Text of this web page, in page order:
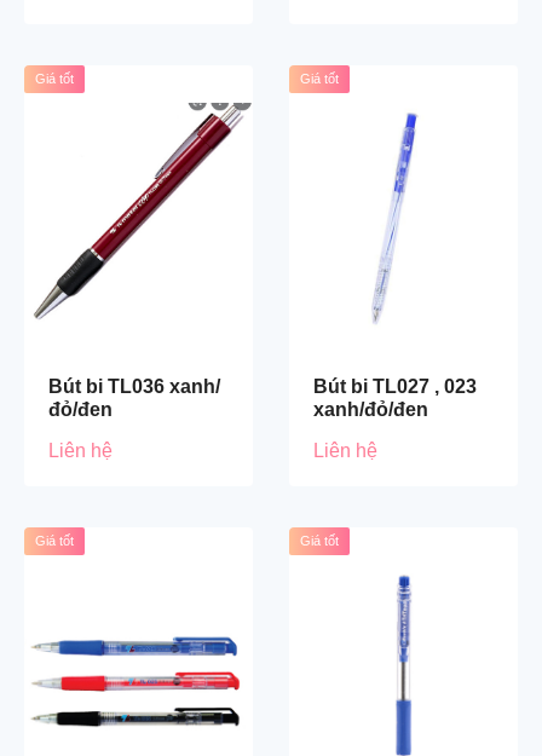
Giá tốt
Bút bi TL036 xanh/
đỏ/đen
Liên hệ
Giá tốt
Bút bi TL027 , 023
xanh/đỏ/đen
Liên hệ
Giá tốt Giá tốt